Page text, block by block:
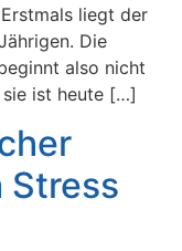
liegt der
Die
also nicht
sie ist heute […]
Stress